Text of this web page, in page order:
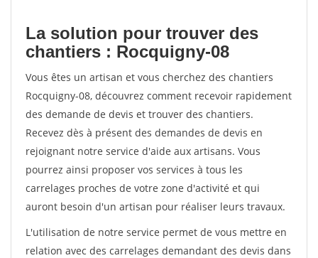
La solution pour trouver des
chantiers : Rocquigny-08
Vous êtes un artisan et vous cherchez des chantiers
Rocquigny-08, découvrez comment recevoir rapidement
des demande de devis et trouver des chantiers.
Recevez dès à présent des demandes de devis en
rejoignant notre service d'aide aux artisans. Vous
pourrez ainsi proposer vos services à tous les
carrelages proches de votre zone d'activité et qui
auront besoin d'un artisan pour réaliser leurs travaux.
L'utilisation de notre service permet de vous mettre en
relation avec des carrelages demandant des devis dans